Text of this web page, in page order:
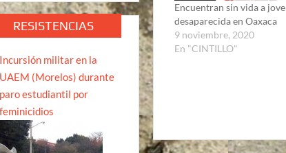
Encuentran sin vida a
desaparecida en Oaxaca
9 noviembre, 2020
En "CINTILLO"
RESISTENCIAS
Incursión militar en la
UAEM (Morelos) durante
paro estudiantil por
feminicidios